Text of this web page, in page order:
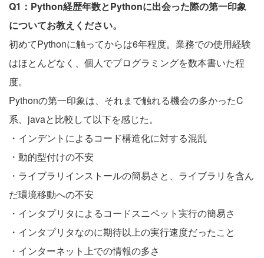
Q1：Python経歴年数とPythonに出会った際の第一印象
についてお教えください。
初めてPythonに触ってからは6年程度。業務での使用経験
はほとんどなく、個人でプログラミングを数本書いた程
度。
Pythonの第一印象は、それまで触れる機会の多かったC
系、javaと比較して以下を感じた。
・インデントによるコード構造化に対する混乱
・動的型付けの不安
・ライブラリインストールの簡易さと、ライブラリを含ん
だ環境移動への不安
・インタプリタによるコードスニペット実行の簡易さ
・インタプリタなのに期待以上の実行速度だったこと
・インターネット上での情報の多さ